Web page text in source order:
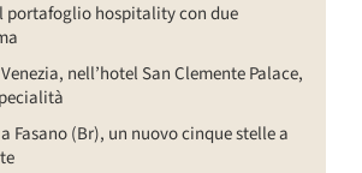
portafoglio hospitality con due
nell’hotel San Clemente Palace,
Fasano (Br), un nuovo cinque stelle a